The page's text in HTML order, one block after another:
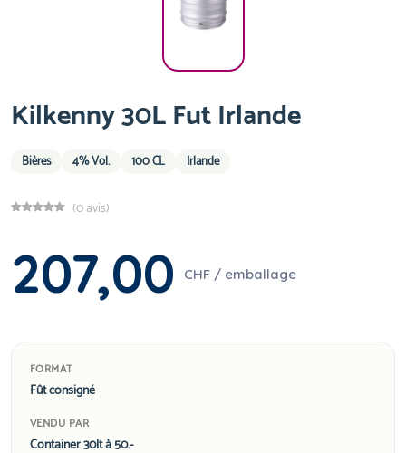
Kilkenny 30L Fut Irlande
Bières 4% Vol. 100 CL Irlande
(0 avis)
207,00 CHF / emballage
FORMAT
Fût consigné
VENDU PAR
Container 30lt à 50.-